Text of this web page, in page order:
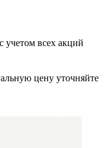
учетом всех акций
цену уточняйте